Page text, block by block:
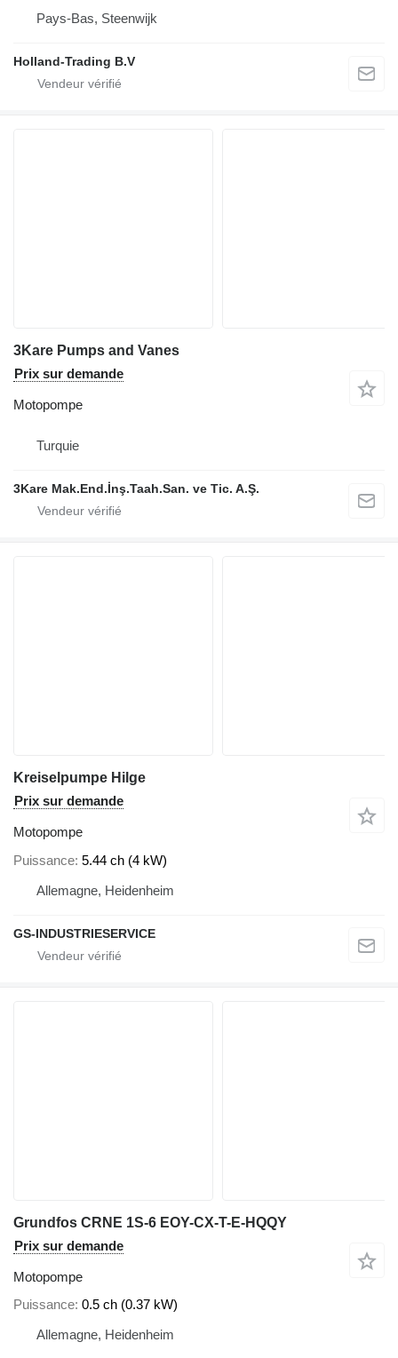
Pays-Bas, Steenwijk
Holland-Trading B.V
3Kare Pumps and Vanes
Prix sur demande
Motopompe
Turquie
3Kare Mak.End.İnş.Taah.San. ve Tic. A.Ş.
Kreiselpumpe Hilge
Prix sur demande
Motopompe
Puissance 5.44 ch (4 kW)
Allemagne, Heidenheim
GS-INDUSTRIESERVICE
Grundfos CRNE 1S-6 EOY-CX-T-E-HQQY
Prix sur demande
Motopompe
Puissance 0.5 ch (0.37 kW)
Allemagne, Heidenheim